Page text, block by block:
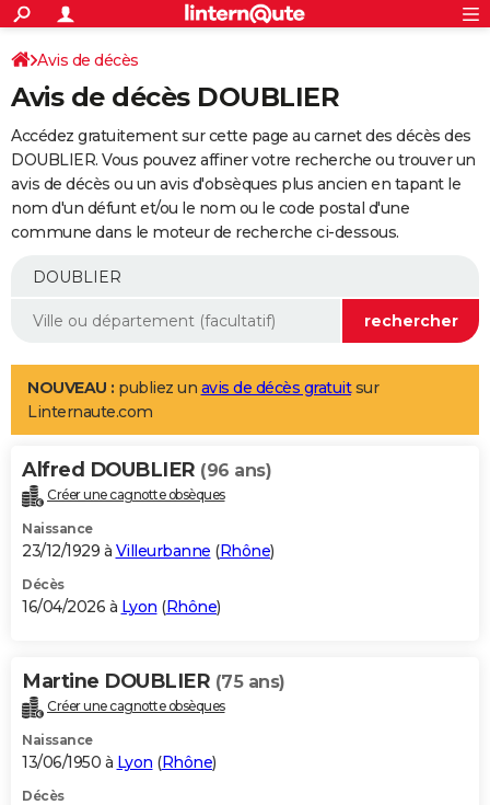
ACTUALITÉS
Politique
Société
Faits Divers
Education
Monde
Villes
+
SPORT
Coupe du monde 2026
Football
Tennis
Cyclisme
Rugby
Forum
Programme TV
TNT
Streaming
Cinéma
Sorties cinéma
Musique
+
FINANCE
Retraite
Epargne
Immobilier
Risques naturels par ville
Banque
Assurance
AUTO
Essais
Réserver un essai
Citadines
Berlines
SUV
Forum auto
+
Mobiles
Meilleur smartphone
Internet
Ordinateurs
Jeux vidéo
Guide high-tech
Aménagement intérieur
LIFESTYLE
Art de vivre
Bien-être
Loisirs
Mode
Modes de vie
Alimentation
Guide de la santé
Maladies
Médicaments
Sommeil
VOYAGE
Destinations
City break
Voyage nature
Voyage de noces
Forum
Climat
+PHOTO
GUIDES D'ACHAT
BONS PLANS
Carte de Noël
Carte Bonne année
Carte Saint-Valentin
Carte Pâques
Carte d'anniversaire
DICTIONNAIRE
Dictionnaire
Biographies
Citations
Expressions
Proverbes
PROGRAMME TV
Avis de décès
Avis de décès DOUBLIER
Accédez gratuitement sur cette page au carnet des décès des
DOUBLIER. Vous pouvez affiner votre recherche ou trouver un
avis de décès ou un avis d'obsèques plus ancien en tapant le
nom d'un défunt et/ou le nom ou le code postal d'une
commune dans le moteur de recherche ci-dessous.
NOUVEAU : publiez un avis de décès gratuitsur
Linternaute.com
Alfred DOUBLIER (96 ans)
Créer une cagnotte obsèques
Naissance
23/12/1929 à Villeurbanne (Rhône)
Décès
16/04/2026 à Lyon (Rhône)
Martine DOUBLIER (75 ans)
Créer une cagnotte obsèques
Naissance
13/06/1950 à Lyon (Rhône)
Décès